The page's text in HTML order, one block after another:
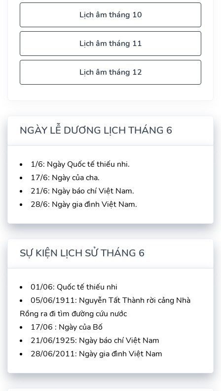
Lịch âm tháng 10
Lịch âm tháng 11
Lịch âm tháng 12
NGÀY LỄ DƯƠNG LỊCH THÁNG 6
1/6: Ngày Quốc tế thiếu nhi.
17/6: Ngày của cha.
21/6: Ngày báo chí Việt Nam.
28/6: Ngày gia đình Việt Nam.
SỰ KIỆN LỊCH SỬ THÁNG 6
01/06: Quốc tế thiếu nhi
05/06/1911: Nguyễn Tất Thành rời cảng Nhà
Rồng ra đi tìm đường cứu nước
17/06 : Ngày của Bố
21/06/1925: Ngày báo chí Việt Nam
28/06/2011: Ngày gia đình Việt Nam